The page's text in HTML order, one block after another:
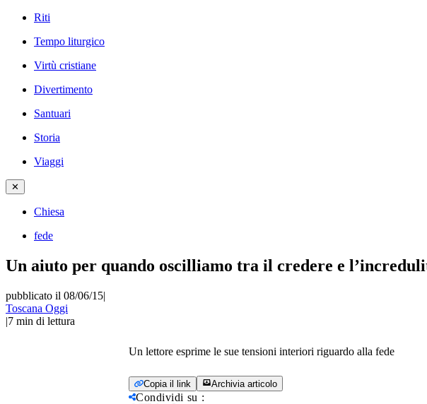
Riti
Tempo liturgico
Virtù cristiane
Divertimento
Santuari
Storia
Viaggi
✕
Chiesa
fede
Un aiuto per quando oscilliamo tra il credere e
pubblicato il 08/06/15|
Toscana Oggi
|7 min di lettura
Un lettore esprime le sue tensioni interiori riguardo alla fede
Copia il link Archivia articolo
Condividi su :